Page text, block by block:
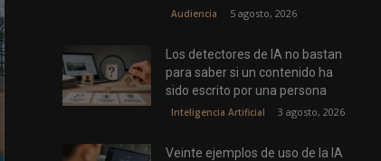
Audiencia 5 agosto, 2026
Los detectores de IA no bastan
para saber si un contenido ha
sido escrito por una persona
Inteligencia Artificial 3 agosto, 2026
Veinte ejemplos de uso de la IA